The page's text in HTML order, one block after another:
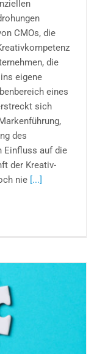
CMOs, die
die
eigene
eines
sich
des
Einfluss auf die
der Kreativ-
nie [...]